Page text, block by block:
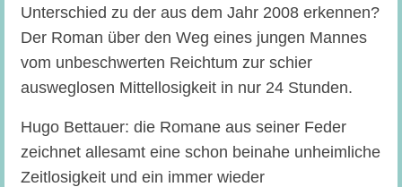
Unterschied zu der aus dem Jahr 2008 erkennen?
Der Roman über den Weg eines jungen Mannes
vom unbeschwerten Reichtum zur schier
ausweglosen Mittellosigkeit in nur 24 Stunden.
Hugo Bettauer: die Romane aus seiner Feder
zeichnet allesamt eine schon beinahe unheimliche
Zeitlosigkeit und ein immer wieder